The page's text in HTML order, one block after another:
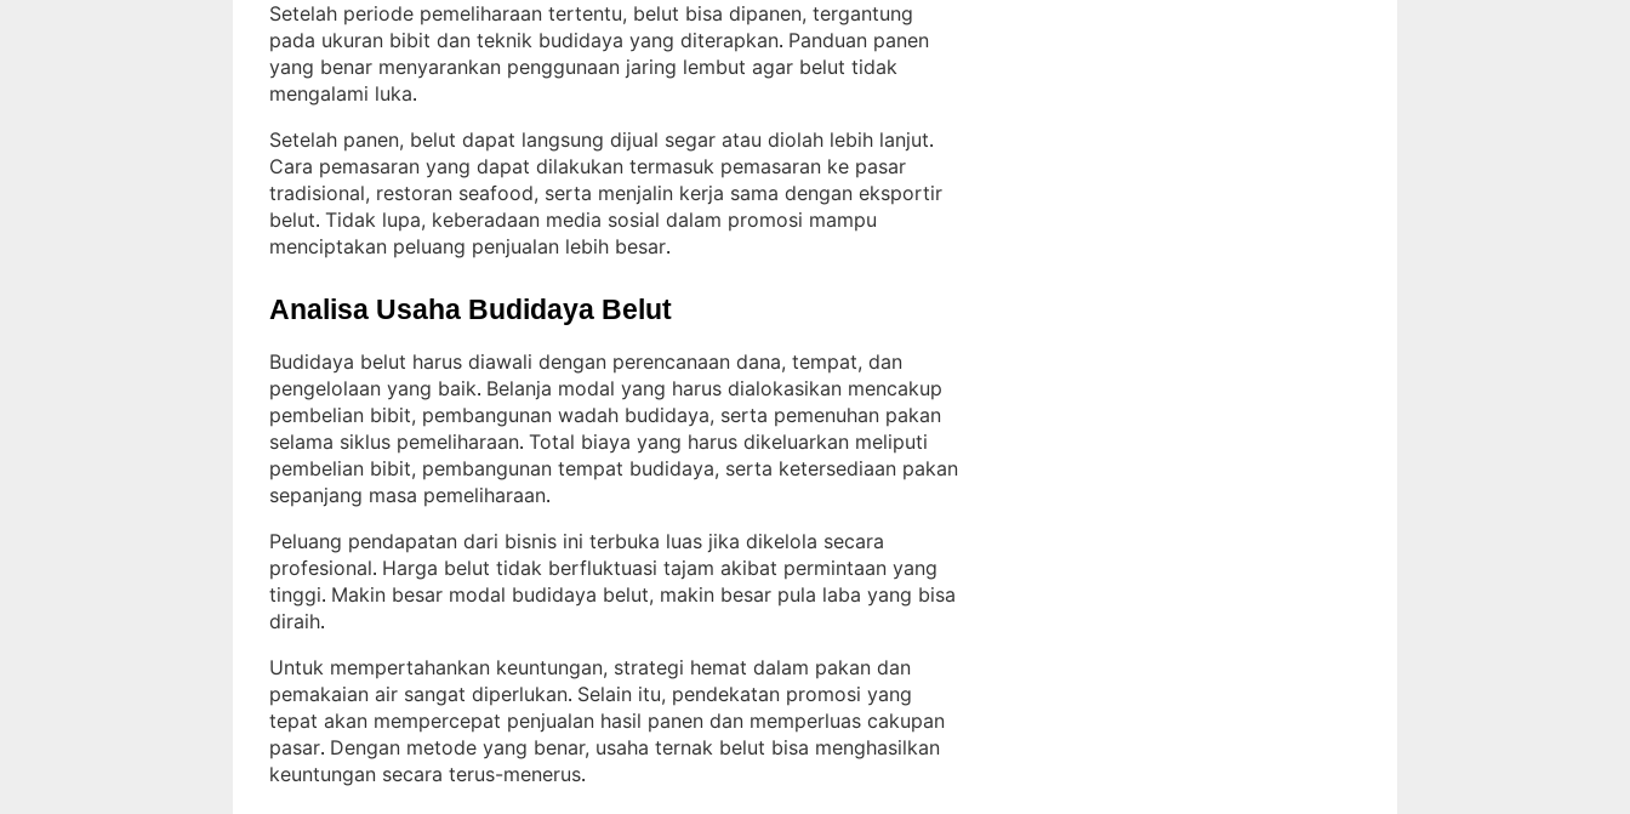
Setelah periode pemeliharaan tertentu, belut bisa dipanen, tergantung
pada ukuran bibit dan teknik budidaya yang diterapkan. Panduan panen
yang benar menyarankan penggunaan jaring lembut agar belut tidak
mengalami luka.
Setelah panen, belut dapat langsung dijual segar atau diolah lebih lanjut
Cara pemasaran yang dapat dilakukan termasuk pemasaran ke pasar
tradisional, restoran seafood, serta menjalin kerja sama dengan eksportir
belut. Tidak lupa, keberadaan media sosial dalam promosi mampu
menciptakan peluang penjualan lebih besar.
Analisa Usaha Budidaya Belut
Budidaya belut harus diawali dengan perencanaan dana, tempat, dan
pengelolaan yang baik. Belanja modal yang harus dialokasikan mencakup
pembelian bibit, pembangunan wadah budidaya, serta pemenuhan pakan
selama siklus pemeliharaan. Total biaya yang harus dikeluarkan meliputi
pembelian bibit, pembangunan tempat budidaya, serta ketersediaan pakan
sepanjang masa pemeliharaan.
Peluang pendapatan dari bisnis ini terbuka luas jika dikelola secara
profesional. Harga belut tidak berfluktuasi tajam akibat permintaan yang
tinggi. Makin besar modal budidaya belut, makin besar pula laba yang bisa
diraih.
Untuk mempertahankan keuntungan, strategi hemat dalam pakan dan
pemakaian air sangat diperlukan. Selain itu, pendekatan promosi yang
tepat akan mempercepat penjualan hasil panen dan memperluas cakupan
pasar. Dengan metode yang benar, usaha ternak belut bisa menghasilkan
keuntungan secara terus-menerus.